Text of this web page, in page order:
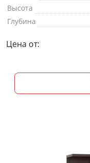
Высота
Глубина
Цена от: